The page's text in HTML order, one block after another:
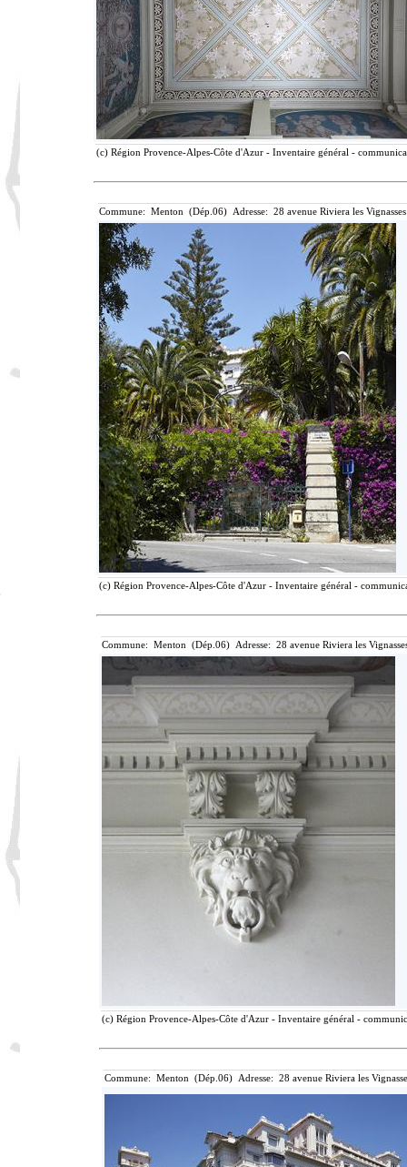
(c) Région Provence-Alpes-Côte d'Azur - Inventaire général -
Commune: Menton (Dép.06) Adresse: 28 avenue Riviera les
(c) Région Provence-Alpes-Côte d'Azur - Inventaire général -
Commune: Menton (Dép.06) Adresse: 28 avenue Riviera les
(c) Région Provence-Alpes-Côte d'Azur - Inventaire général -
Commune: Menton (Dép.06) Adresse: 28 avenue Riviera les